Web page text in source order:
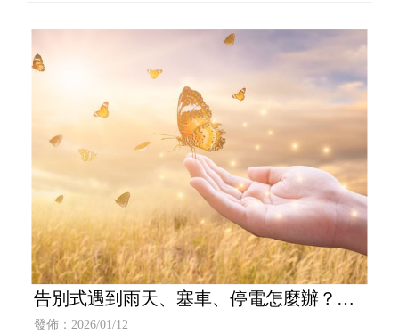
告別式遇到雨天、塞車、停電怎麼辦？禮
儀公司「突發狀況應變SOP」一次整理
發佈：2026/01/12